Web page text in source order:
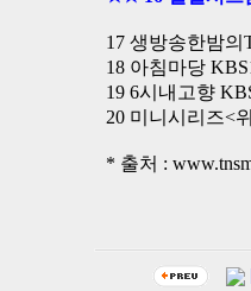
17 생방송한밤의
18 아침마당
19 6시내고향
20 미니시리즈<
* 출처 :